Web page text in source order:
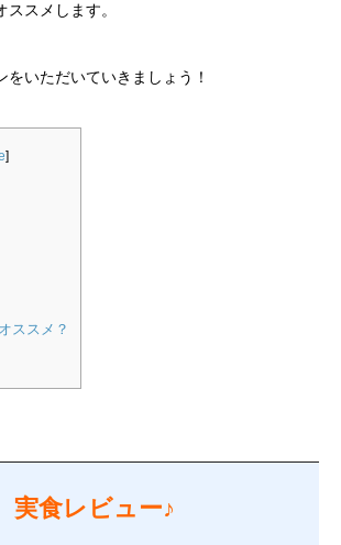
スメします。
をいただいていきましょう！
]
ススメ？
実食レビュー♪